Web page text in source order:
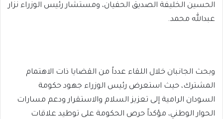
الحسين الخليفة الصديق الحفيان، ومستشار رئيس الوزراء نزار
عبدالله محمد.
وبحث الجانبان خلال اللقاء عدداً من القضايا ذات الاهتمام
المشترك، حيث استعرض رئيس الوزراء جهود حكومة
السودان الرامية إلى تعزيز السلام والاستقرار ودعم مسارات
الحوار الوطني، مؤكداً حرص الحكومة على توطيد علاقات